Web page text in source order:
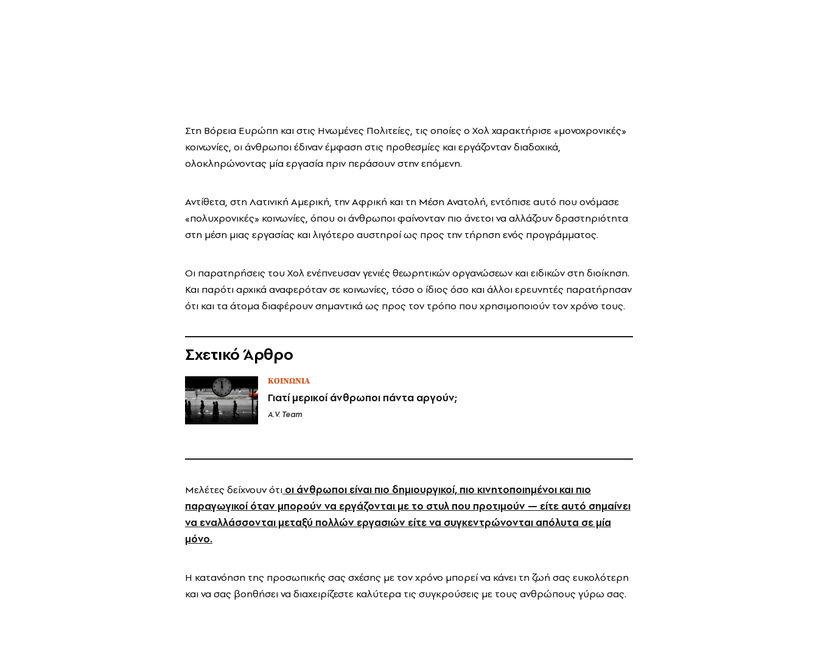
Στη Βόρεια Ευρώπη και στις Ηνωμένες Πολιτείες, τις οποίες ο Χολ χαρακτήρισε «μονοχρονικές»
κοινωνίες, οι άνθρωποι έδιναν έμφαση στις προθεσμίες και εργάζονταν διαδοχικά,
ολοκληρώνοντας μία εργασία πριν περάσουν στην επόμενη.
Αντίθετα, στη Λατινική Αμερική, την Αφρική και τη Μέση Ανατολή, εντόπισε αυτό που ονόμασε
«πολυχρονικές» κοινωνίες, όπου οι άνθρωποι φαίνονταν πιο άνετοι να αλλάζουν δραστηριότητα
στη μέση μιας εργασίας και λιγότερο αυστηροί ως προς την τήρηση ενός προγράμματος.
Οι παρατηρήσεις του Χολ ενέπνευσαν γενιές θεωρητικών οργανώσεων και ειδικών στη διοίκηση.
Και παρότι αρχικά αναφερόταν σε κοινωνίες, τόσο ο ίδιος όσο και άλλοι ερευνητές παρατήρησαν
ότι και τα άτομα διαφέρουν σημαντικά ως προς τον τρόπο που χρησιμοποιούν τον χρόνο τους.
Σχετικό Άρθρο
ΚΟΙΝΩΝΙΑ
Γιατί μερικοί άνθρωποι πάντα αργούν;
A.V. Team
Μελέτες δείχνουν ότι οι άνθρωποι είναι πιο δημιουργικοί, πιο κινητοποιημένοι και πιο
παραγωγικοί όταν μπορούν να εργάζονται με το στυλ που προτιμούν — είτε αυτό σημαίνει
να εναλλάσσονται μεταξύ πολλών εργασιών είτε να συγκεντρώνονται απόλυτα σε μία
μόνο.
Η κατανόηση της προσωπικής σας σχέσης με τον χρόνο μπορεί να κάνει τη ζωή σας ευκολότερη
και να σας βοηθήσει να διαχειρίζεστε καλύτερα τις συγκρούσεις με τους ανθρώπους γύρω σας.